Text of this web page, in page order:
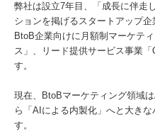
弊社は設立7年目、「成長に伴走
ションを掲げるスタートアップ企
BtoB企業向けに月額制マーケテ
ス」、リード提供サービス事業
す。
現在、BtoBマーケティング領域
ら「AIによる内製化」へと大き
す。